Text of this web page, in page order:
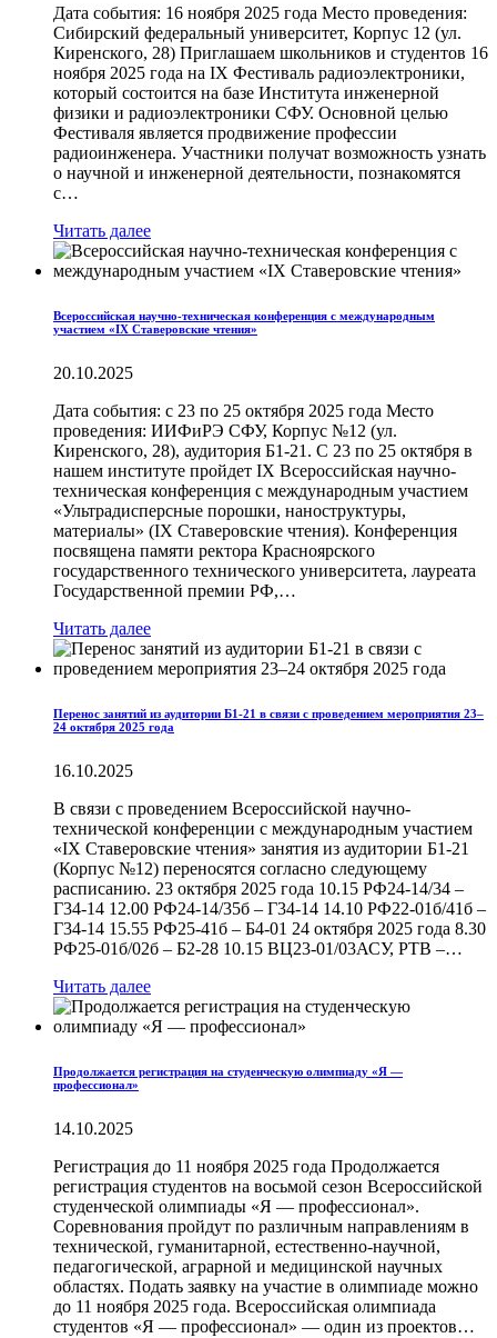
Дата события: 16 ноября 2025 года Место проведения:
Сибирский федеральный университет, Корпус 12 (ул.
Киренского, 28) Приглашаем школьников и студентов 16
ноября 2025 года на IX Фестиваль радиоэлектроники,
который состоится на базе Института инженерной
физики и радиоэлектроники СФУ. Основной целью
Фестиваля является продвижение профессии
радиоинженера. Участники получат возможность узнать
о научной и инженерной деятельности, познакомятся
с…
Читать далее
Всероссийская научно-техническая конференция с международным
участием «IX Ставеровские чтения»
20.10.2025
Дата события: с 23 по 25 октября 2025 года Место
проведения: ИИФиРЭ СФУ, Корпус №12 (ул.
Киренского, 28), аудитория Б1-21. С 23 по 25 октября в
нашем институте пройдет IX Всероссийская научно-
техническая конференция с международным участием
«Ультрадисперсные порошки, наноструктуры,
материалы» (IX Ставеровские чтения). Конференция
посвящена памяти ректора Красноярского
государственного технического университета, лауреата
Государственной премии РФ,…
Читать далее
Перенос занятий из аудитории Б1-21 в связи с проведением мероприятия 23–
24 октября 2025 года
16.10.2025
В связи с проведением Всероссийской научно-
технической конференции с международным участием
«IX Ставеровские чтения» занятия из аудитории Б1-21
(Корпус №12) переносятся согласно следующему
расписанию. 23 октября 2025 года 10.15 РФ24-14/34 –
Г34-14 12.00 РФ24-14/35б – Г34-14 14.10 РФ22-01б/41б –
Г34-14 15.55 РФ25-41б – Б4-01 24 октября 2025 года 8.30
РФ25-01б/02б – Б2-28 10.15 ВЦ23-01/03АСУ, РТВ –…
Читать далее
Продолжается регистрация на студенческую олимпиаду «Я —
профессионал»
14.10.2025
Регистрация до 11 ноября 2025 года Продолжается
регистрация студентов на восьмой сезон Всероссийской
студенческой олимпиады «Я — профессионал».
Соревнования пройдут по различным направлениям в
технической, гуманитарной, естественно-научной,
педагогической, аграрной и медицинской научных
областях. Подать заявку на участие в олимпиаде можно
до 11 ноября 2025 года. Всероссийская олимпиада
студентов «Я — профессионал» — один из проектов…